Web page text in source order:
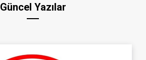
Güncel Yazılar